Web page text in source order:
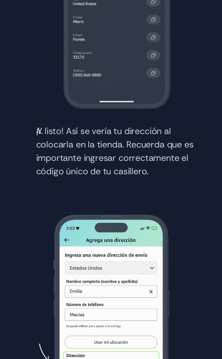
¡Y listo! Así se vería tu dirección al
colocarla en la tienda. Recuerda que es
importante ingresar correctamente el
código único de tu casillero.